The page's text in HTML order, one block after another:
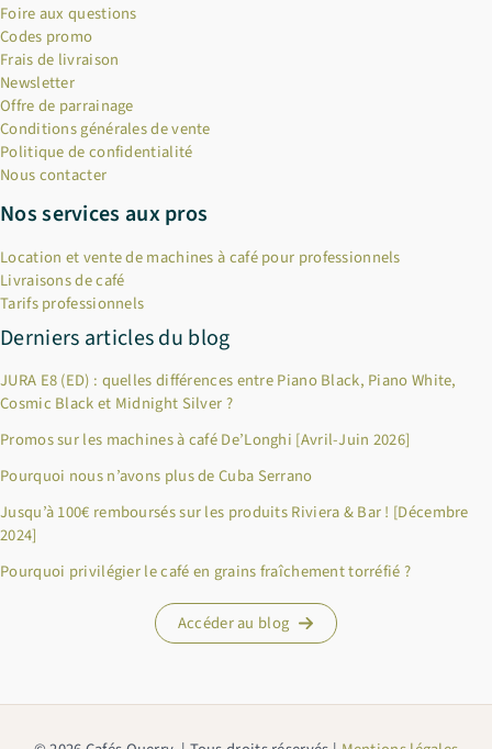
Foire aux questions
Codes promo
Frais de livraison
Newsletter
Offre de parrainage
Conditions générales de vente
Politique de confidentialité
Nous contacter
Nos services aux pros
Location et vente de machines à café pour professionnels
Livraisons de café
Tarifs professionnels
Derniers articles du blog
JURA E8 (ED) : quelles différences entre Piano Black, Piano White,
Cosmic Black et Midnight Silver ?
Promos sur les machines à café De’Longhi [Avril-Juin 2026]
Pourquoi nous n’avons plus de Cuba Serrano
Jusqu’à 100€ remboursés sur les produits Riviera & Bar ! [Décembre
2024]
Pourquoi privilégier le café en grains fraîchement torréfié ?
Accéder au blog
×
Bienvenue chez Cafés Querry !
Profitez de -10% sur votre première commande (hors
abonnements, machines à café, bouilloires, machines à thé et
code ci-dessous, puis collez-le dans le champ "Code promo" de
BIENVENUE10